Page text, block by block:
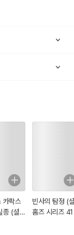
금은 헬렌이 약혼
명만 결혼한다고
카팍스
종 (셜록
빈사의 탐정 (
홈즈 시리즈